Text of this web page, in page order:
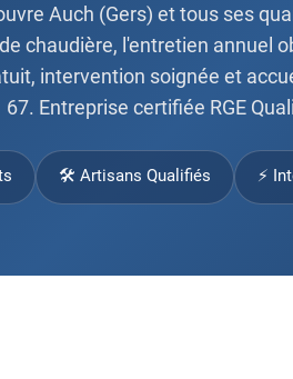
Auch (Gers) et tous ses
chaudière, l'entretien annuel
intervention soignée et
67. Entreprise certifiée RGE
🛠 Artisans Qualifiés ⚡